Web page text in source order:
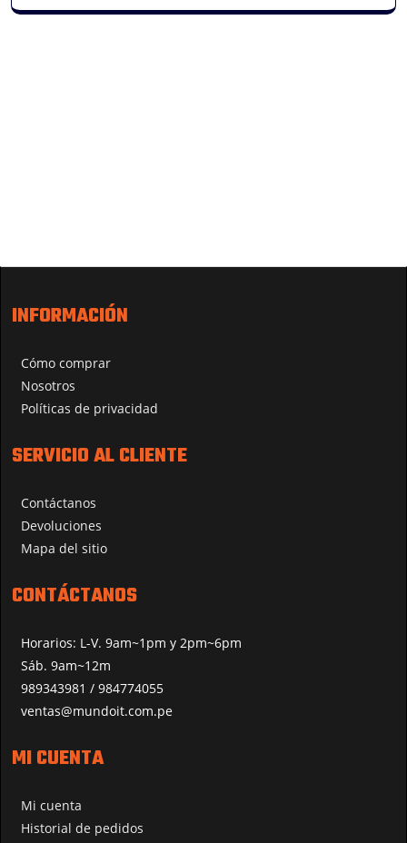
INFORMACIÓN
Cómo comprar
Nosotros
Políticas de privacidad
SERVICIO AL CLIENTE
Contáctanos
Devoluciones
Mapa del sitio
CONTÁCTANOS
Horarios: L-V. 9am~1pm y 2pm~6pm
Sáb. 9am~12m
989343981 / 984774055
ventas@mundoit.com.pe
MI CUENTA
Mi cuenta
Historial de pedidos